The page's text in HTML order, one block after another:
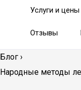
Услуги и цены
Отзывы
Блог ›
Народные методы